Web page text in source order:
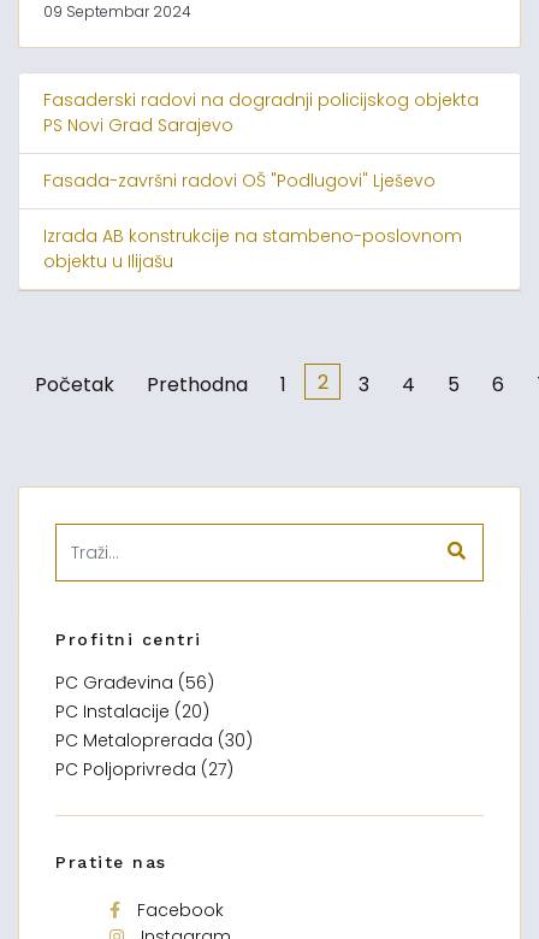
09 Septembar 2024
Fasaderski radovi na dogradnji policijskog objekta
PS Novi Grad Sarajevo
Fasada-završni radovi OŠ "Podlugovi" Lješevo
Izrada AB konstrukcije na stambeno-poslovnom
objektu u Ilijašu
Početak Prethodna 1 2 3 4 5 6
Profitni centri
PC Građevina (56)
PC Instalacije (20)
PC Metaloprerada (30)
PC Poljoprivreda (27)
Pratite nas
Facebook